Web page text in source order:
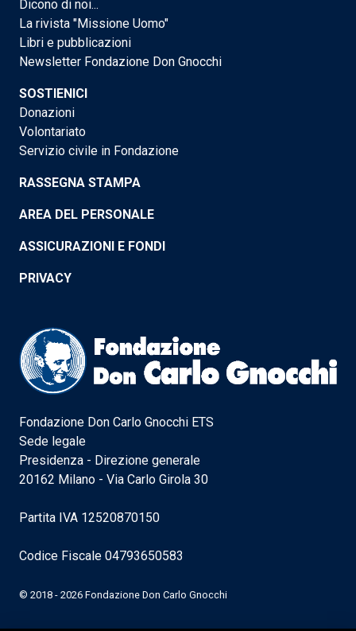
Dicono di noi...
La rivista "Missione Uomo"
Libri e pubblicazioni
Newsletter Fondazione Don Gnocchi
SOSTIENICI
Donazioni
Volontariato
Servizio civile in Fondazione
RASSEGNA STAMPA
AREA DEL PERSONALE
ASSICURAZIONI E FONDI
PRIVACY
Fondazione Don Carlo Gnocchi ETS
Sede legale
Presidenza - Direzione generale
20162 Milano - Via Carlo Girola 30
Partita IVA 12520870150
Codice Fiscale 04793650583
© 2018 - 2026 Fondazione Don Carlo Gnocchi